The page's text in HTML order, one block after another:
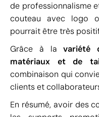
de professionnalisme
couteau avec logo
pourrait être très
Grâce à lavariété
matériaux et de
combinaison qui
clients et
En résumé, avoir des